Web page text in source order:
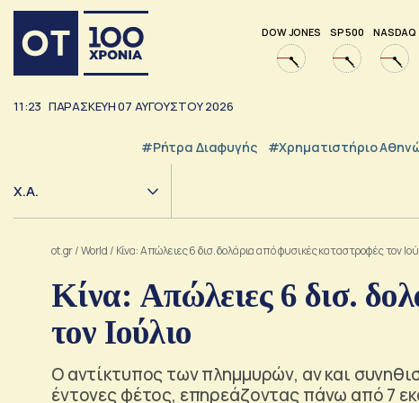
DOW JONES SP 500 NASDAQ
11:23 ΠΑΡΑΣΚΕΥΗ07 ΑΥΓΟΥΣΤΟΥ2026
#ρήτρα Διαφυγής #Χρηματιστήριο
Χ.Α.
ot.gr/World / Κίνα: Απώλειες 6 δισ. δολάρια από φυσικές καταστροφές τον
Κίνα: Απώλειες 6 δισ.
τον Ιούλιο
Ο αντίκτυπος των πλημμυρών, αν και
έντονες φέτος, επηρεάζοντας πάνω από 7